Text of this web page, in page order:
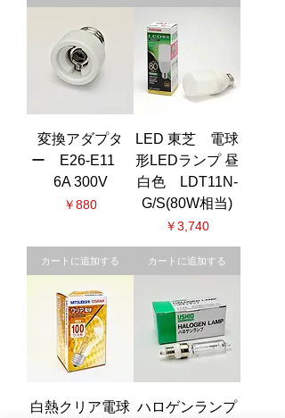
変換アダプタ
ー E26-E11
6A 300V
価格
￥880
カートに追加する
LED 東芝 電球
形LEDランプ 昼
白色 LDT11N-
G/S(80W相当)
価格
￥3,740
カートに追加する
白熱クリア電球 ハロゲンランプ